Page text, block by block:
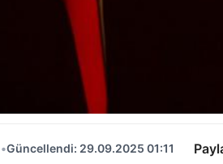
•Güncellendi: 29.09.2025 01:11